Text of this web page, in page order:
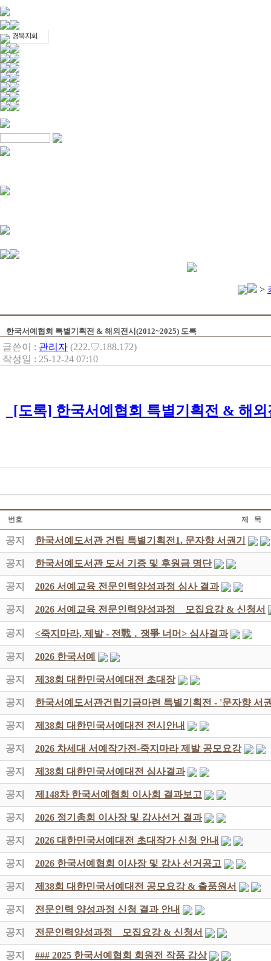
>
한국서예협회 특별기획전 & 해외전시(2012~2025) 도록
글쓴이 : 관리자 (222.♡.188.172)
작성일 : 25-12-24 07:10
[도록] 한국서예협회 특별기획전 & 해외
번호 제 목
공지 한국서예도서관 건립 특별기획전1. 문자향 서권기
공지 한국서예도서관 도서 기증 및 후원금 명단
공지 2026 서예교육 전문인력양성과정 심사 결과
공지 2026 서예교육 전문인력양성과정 _ 모집요강 & 신청서
공지 <죽지마라, 제발 - 전戰 ․ 쟁爭 너머> 심사결과
공지 2026 한국서예
공지 제38회 대한민국서예대전 초대장
공지 한국서예도서관건립기금마련 특별기획전 - '문자향 서
공지 제38회 대한민국서예대전 전시안내
공지 2026 차세대 서예작가전-죽지마라 제발 공모요강
공지 제38회 대한민국서예대전 심사결과
공지 제148차 한국서예협회 이사회 결과보고
공지 2026 정기총회 이사장 및 감사선거 결과
공지 2026 대한민국서예대전 초대작가 신청 안내
공지 2026 한국서예협회 이사장 및 감사 선거공고
공지 제38회 대한민국서예대전 공모요강 & 출품원서
공지 전문인력 양성과정 신청 결과 안내
공지 전문인력양성과정 _ 모집요강 & 신청서
공지 ### 2025 한국서예협회 회원전 작품 감상